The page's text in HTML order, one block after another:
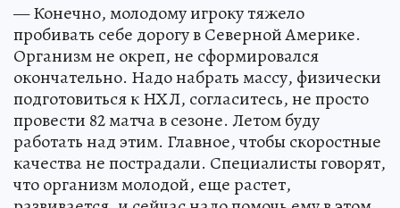
— Конечно, молодому игроку тяжело
пробивать себе дорогу в Северной Америке.
Организм не окреп, не сформировался
окончательно. Надо набрать массу, физически
подготовиться к НХЛ, согласитесь, не просто
провести 82 матча в сезоне. Летом буду
работать над этим. Главное, чтобы скоростные
качества не пострадали. Специалисты говорят,
что организм молодой, еще растет,